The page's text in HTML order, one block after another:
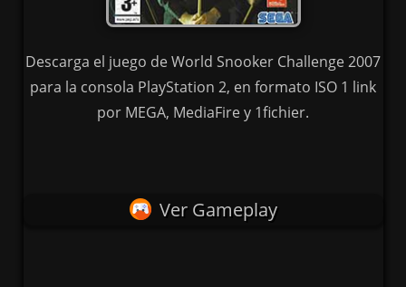
Descarga el juego de World Snooker Challenge 2007
para la consola PlayStation 2, en formato ISO 1 link
por MEGA, MediaFire y 1fichier.
Ver Gameplay